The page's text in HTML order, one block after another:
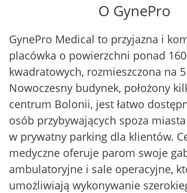
O GynePro
GynePro Medical to przyjazna i
placówka o powierzchni ponad
kwadratowych, rozmieszczona na
Nowoczesny budynek, położony
centrum Bolonii, jest łatwo
osób przybywających spoza
w prywatny parking dla klientów.
medyczne oferuje parom swoje
ambulatoryjne i sale operacyjne,
umożliwiają wykonywanie